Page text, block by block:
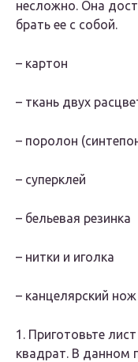
несложно. Она
брать ее с собой.
– картон
– ткань двух
– поролон
– суперклей
– бельевая резинка
– нитки и иголка
– канцелярский
1. Приготовьте
квадрат. В данном